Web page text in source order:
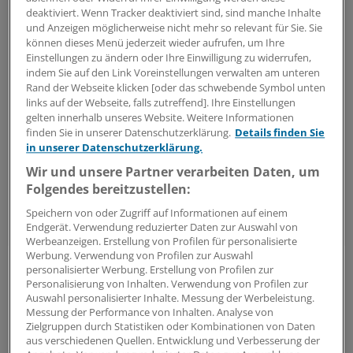
Vergangenheit beim Aktienkapital sowie mit Grund
und Boden bleibende Wert geschaffen.
Klare Regeln für den Anlagehorizont, die Qualität des
Investments und die Streuung von Risiken sind dabei
entscheidend.
Soll heißen: Kaufen und Liegenlassenstrategie in
einen guten Aktienindex bzw. Aktienfonds oder ein
breit aufgestelltes Qualitätsaktiendepot bringen über
einen langen Zeitraum die größte Sicherheit.
0
Schlagworte:
Geld und Vermögen Anlagen-Kolumne
deaktiviert. Wenn Tracker deaktiviert sind, sind manche Inhalte
und Anzeigen möglicherweise nicht mehr so relevant für Sie. Sie
können dieses Menü jederzeit wieder aufrufen, um Ihre
Einstellungen zu ändern oder Ihre Einwilligung zu widerrufen,
indem Sie auf den Link Voreinstellungen verwalten am unteren
Rand der Webseite klicken [oder das schwebende Symbol unten
links auf der Webseite, falls zutreffend]. Ihre Einstellungen
gelten innerhalb unseres Website. Weitere Informationen
finden Sie in unserer Datenschutzerklärung. Details finden Sie
in unserer Datenschutzerklärung.
Wir und unsere Partner verarbeiten Daten, um
Folgendes bereitzustellen:
Speichern von oder Zugriff auf Informationen auf einem
Endgerät. Verwendung reduzierter Daten zur Auswahl von
Werbeanzeigen. Erstellung von Profilen für personalisierte
Werbung. Verwendung von Profilen zur Auswahl
personalisierter Werbung. Erstellung von Profilen zur
Personalisierung von Inhalten. Verwendung von Profilen zur
Auswahl personalisierter Inhalte. Messung der Werbeleistung.
Messung der Performance von Inhalten. Analyse von
Zielgruppen durch Statistiken oder Kombinationen von Daten
aus verschiedenen Quellen. Entwicklung und Verbesserung der